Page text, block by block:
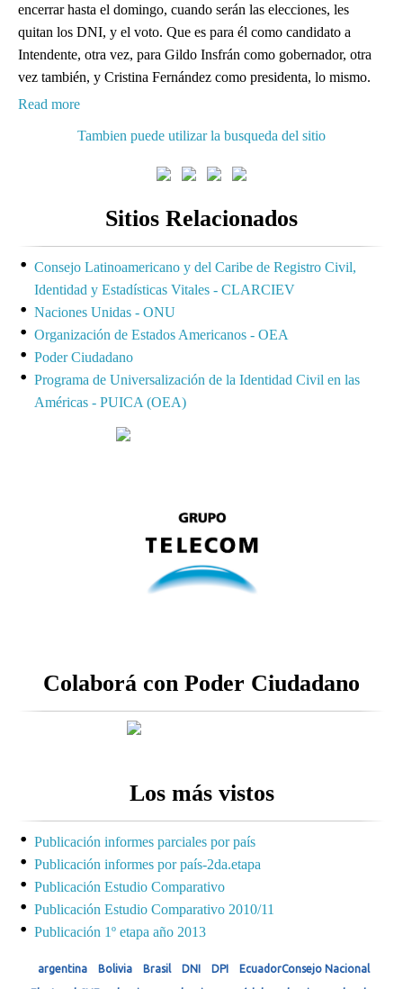
encerrar hasta el domingo, cuando serán las elecciones, les
quitan los DNI, y el voto. Que es para él como candidato a
Intendente, otra vez, para Gildo Insfrán como gobernador, otra
vez también, y Cristina Fernández como presidenta, lo mismo.
Read more
Tambien puede utilizar la busqueda del sitio
Sitios Relacionados
Consejo Latinoamericano y del Caribe de Registro Civil,
Identidad y Estadísticas Vitales - CLARCIEV
Naciones Unidas - ONU
Organización de Estados Americanos - OEA
Poder Ciudadano
Programa de Universalización de la Identidad Civil en las
Américas - PUICA (OEA)
Colaborá con Poder Ciudadano
Los más vistos
Publicación informes parciales por país
Publicación informes por país-2da.etapa
Publicación Estudio Comparativo
Publicación Estudio Comparativo 2010/11
Publicación 1º etapa año 2013
argentina Bolivia Brasil DNI DPI EcuadorConsejo Nacional